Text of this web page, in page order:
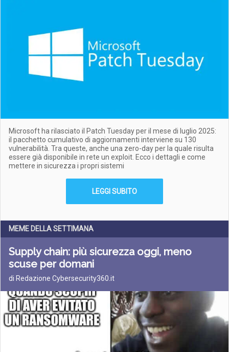
Microsoft ha rilasciato il Patch Tuesday per il mese di luglio 2025:
il pacchetto cumulativo di aggiornamenti interviene su 130
vulnerabilità. Tra queste, anche una zero-day per la quale risulta
essere già disponibile in rete un exploit. Ecco i dettagli e come
mettere in sicurezza i propri sistemi
LEGGI SUBITO
MEME DELLA SETTIMANA
Supply chain: più sicurezza oggi, meno
scuse per domani
di Redazione Cybersecurity360.it